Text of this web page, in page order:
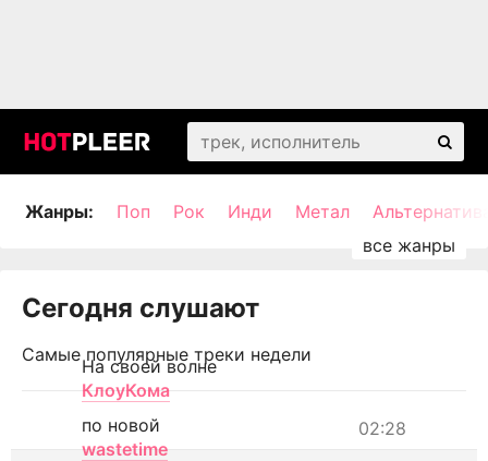
Жанры: Поп Рок Инди Метал
Сегодня слушают
Самые популярные треки недели
На своей волне
КлоуКома
02:28
по новой
wastetime